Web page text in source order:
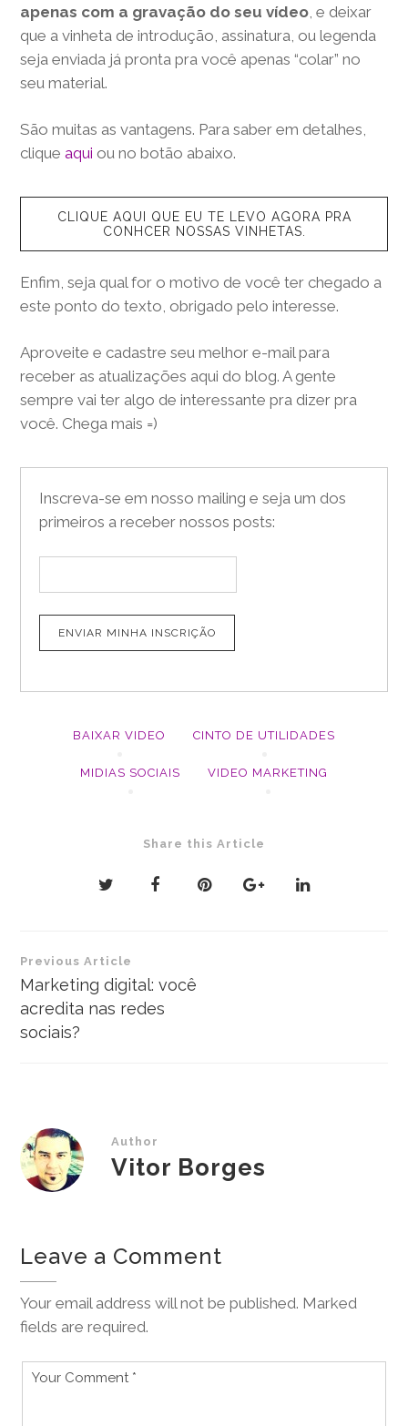
apenas com a gravação do seu vídeo , e deixar
que a vinheta de introdução, assinatura, ou legenda
seja enviada já pronta pra você apenas “colar” no
seu material.
São muitas as vantagens. Para saber em detalhes,
cliqueaqui ou no botão abaixo.
CLIQUE AQUI QUE EU TE LEVO AGORA PRA
CONHCER NOSSAS VINHETAS.
Enfim, seja qual for o motivo de você ter chegado a
este ponto do texto, obrigado pelo interesse.
Aproveite e cadastre seu melhor e-mail para
receber as atualizações aqui do blog. A gente
sempre vai ter algo de interessante pra dizer pra
você. Chega mais =)
Inscreva-se em nosso mailing e seja um dos
primeiros a receber nossos posts:
BAIXAR VIDEO CINTO DE UTILIDADES
MIDIAS SOCIAIS VIDEO MARKETING
Share this Article
Navegação
de
Post
Previous Article
Marketing digital: você
acredita nas redes
sociais?
Author
Vitor Borges
Leave a Comment
Your email address will not be published. Marked
fields are required.